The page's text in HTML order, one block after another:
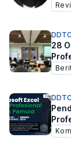
28